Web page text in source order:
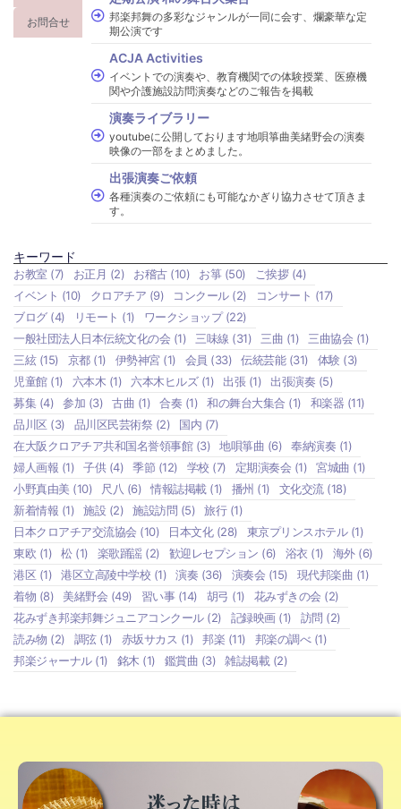
お問合せ
邦楽邦舞の多彩なジャンルが一同に会す、爛豪華な定
期公演です
ACJA Activities
イベントでの演奏や、教育機関での体験授業、医療機
関や介護施設訪問演奏などのご報告を掲載
演奏ライブラリー
youtubeに公開しております地唄箏曲美緒野会の演奏
映像の一部をまとめました。
出張演奏ご依頼
各種演奏のご依頼にも可能なかぎり協力させて頂きま
す。
キーワード
お教室 (7) お正月 (2) お稽古(10) お箏(50) ご挨拶(4)
イベント (10) クロアチア (9) コンクール(2) コンサート (17)
ブログ(4) リモート (1) ワークショップ(22)
一般社団法人日本伝統文化の会 (1) 三味線 (31) 三曲 (1) 三曲協会 (1)
三絃(15) 京都(1) 伊勢神宮(1) 会員 (33) 伝統芸能(31) 体験(3)
児童館(1) 六本木 (1) 六本木ヒルズ(1) 出張(1) 出張演奏 (5)
募集 (4) 参加 (3) 古曲 (1) 合奏 (1) 和の舞台大集合 (1) 和楽器 (11)
品川区 (3) 品川区民芸術祭 (2) 国内 (7)
在大阪クロアチア共和国名誉領事館(3) 地唄箏曲 (6) 奉納演奏 (1)
婦人画報 (1) 子供(4) 季節 (12) 学校 (7) 定期演奏会 (1) 宮城曲 (1)
小野真由美 (10) 尺八 (6) 情報誌掲載(1) 播州 (1) 文化交流(18)
新着情報 (1) 施設 (2) 施設訪問 (5) 旅行(1)
日本クロアチア交流協会 (10) 日本文化(28) 東京プリンスホテル(1)
東欧 (1) 松(1) 楽歌踊謡(2) 歓迎レセプション (6) 浴衣 (1) 海外(6)
港区 (1) 港区立高陵中学校 (1) 演奏 (36) 演奏会 (15) 現代邦楽曲 (1)
着物 (8) 美緒野会 (49) 習い事(14) 胡弓 (1) 花みずきの会 (2)
花みずき邦楽邦舞ジュニアコンクール(2) 記録映画(1) 訪問 (2)
読み物 (2) 調弦(1) 赤坂サカス (1) 邦楽 (11) 邦楽の調べ(1)
邦楽ジャーナル(1) 銘木 (1) 鑑賞曲 (3) 雑誌掲載(2)